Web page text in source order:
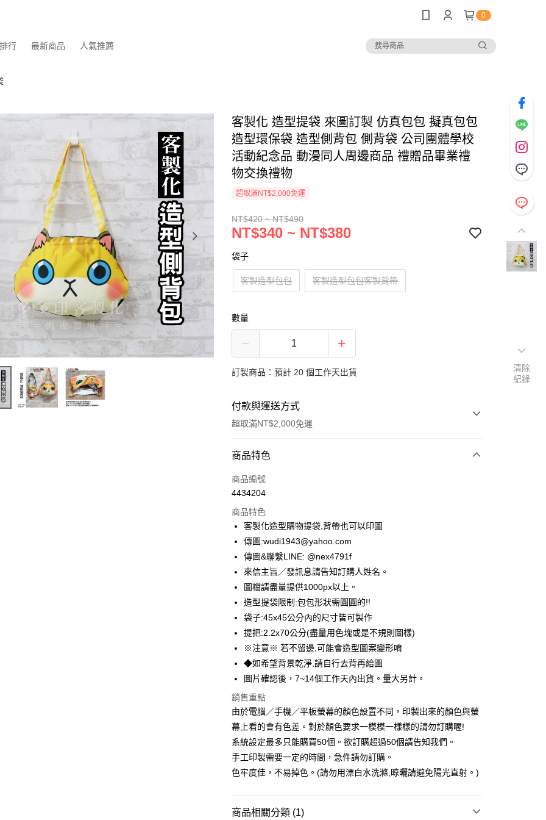
0
行 最新商品 人氣推薦
客製化 造型提袋 來圖訂製 仿真包包 擬真包包
造型環保袋 造型側背包 側背袋 公司團體學校
活動紀念品 動漫同人周邊商品 禮贈品畢業禮
物交換禮物
超取滿NT$2,000免運
NT$420 ~ NT$490
NT$340 ~ NT$380
袋子
客製造型包包 客製造型包包客製背帶
數量
訂製商品：預計 20 個工作天出貨
付款與運送方式
超取滿NT$2,000免運
付款方式
信用卡一次付款
LINE Pay
Apple Pay
街口支付
悠遊付
全盈+PAY
AFTEE先享後付
相關說明
【關於「AFTEE先享後付」】
AFTEE先享後付是「在收到商品之後才付款」的支付方式。 讓您購物簡單
便利好安心！
１．簡單：不需註冊會員、不需綁卡、不需儲值。
２．便利：只要手機號碼，簡訊認證，即可結帳。
３．安心：先確認商品／服務後，再付款。
【「AFTEE先享後付」結帳流程】
付」結帳頁面，進行簡訊認證並確認金額後，即可完成結帳。
２．訂單成立數日內，您將收到繳費通知簡訊。
絡購買商品的店家。未經商家同意取消之訂單仍視為有效，需透過AFTEE
ATM付款
運送方式
全家付款取貨
每筆NT$65，滿NT$2,000(含以上)免運費
付款後全家取貨
7-11付款取貨
商品特色
商品編號
4434204
商品特色
客製化造型購物提袋,背帶也可以印圖
傳圖:wudi1943@yahoo.com
傳圖&聯繫LINE: @nex4791f
來信主旨／發訊息請告知訂購人姓名。
圖檔請盡量提供1000px以上。
造型提袋限制:包包形狀需圓圓的!!
袋子:45x45公分內的尺寸皆可製作
提把:2.2x70公分(盡量用色塊或是不規則圖樣)
※注意※ 若不留邊,可能會造型圖案變形唷
◆如希望背景乾淨,請自行去背再給圖
圖片確認後，7~14個工作天內出貨。量大另計。
銷售重點
由於電腦／手機／平板螢幕的顏色設置不同，印製出來的顏色與螢
幕上看的會有色差。對於顏色要求一模模一樣樣的請勿訂購喔!
系統設定最多只能購買50個。欲訂購超過50個請告知我們。
手工印製需要一定的時間，急件請勿訂購。
色牢度佳，不易掉色。(請勿用漂白水洗滌,晾曬請避免陽光直射。)
商品相關分類 (1)
清除
紀錄